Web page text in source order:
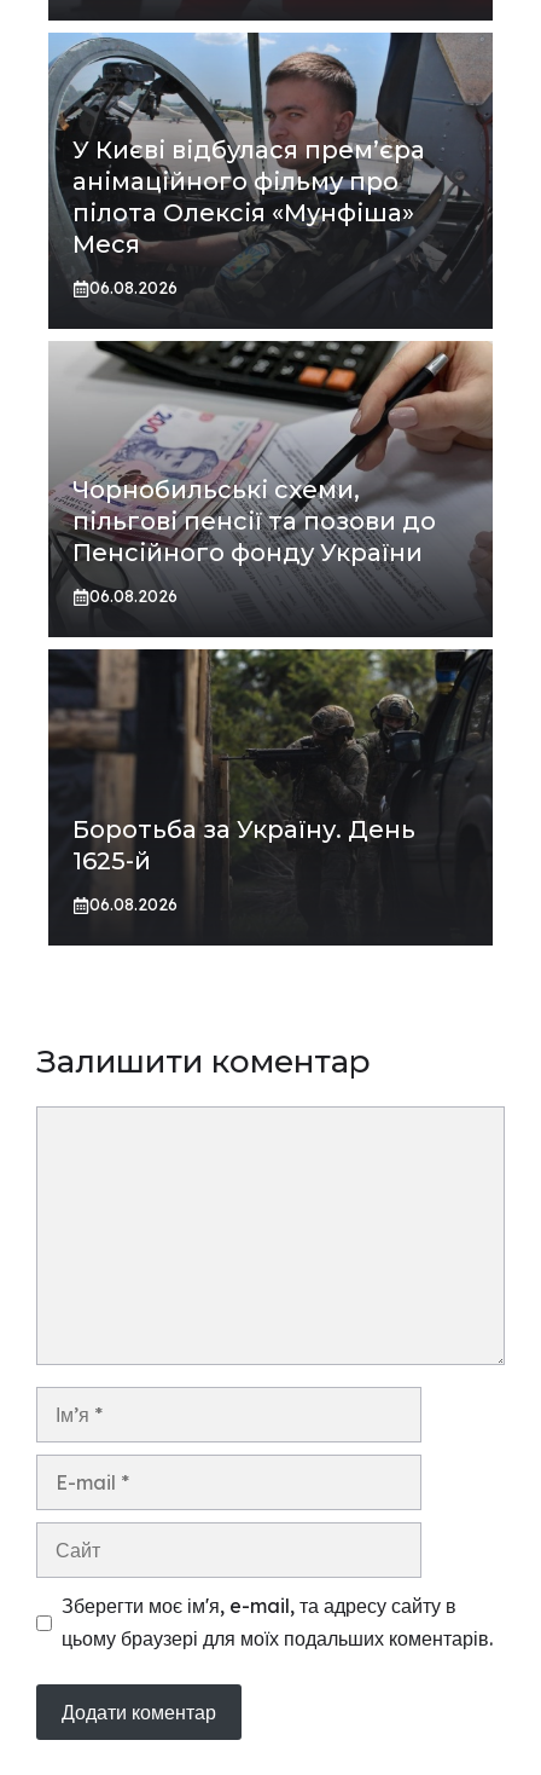
У Києві відбулася прем’єра
анімаційного фільму про
пілота Олексія «Мунфіша»
Меся
06.08.2026
Чорнобильські схеми,
пільгові пенсії та позови до
Пенсійного фонду України
06.08.2026
Боротьба за Україну. День
1625-й
06.08.2026
Залишити коментар
Ім’я
Сайт
Зберегти моє ім'я, e-mail, та адресу сайту в
цьому браузері для моїх подальших коментарів.